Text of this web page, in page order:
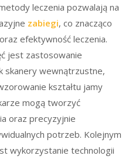
leczenia pozwalają na
zabiegi, co znacząco
efektywność leczenia.
jest zastosowanie
skanery wewnątrzustne,
kształtu jamy
mogą tworzyć
oraz precyzyjnie
potrzeb. Kolejnym
wykorzystanie technologii